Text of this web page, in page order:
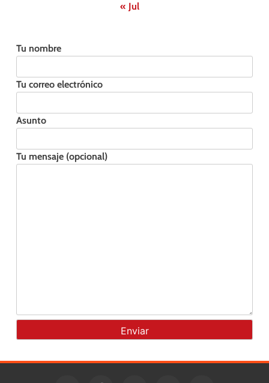
« Jul
Tu nombre
Tu correo electrónico
Asunto
Tu mensaje (opcional)